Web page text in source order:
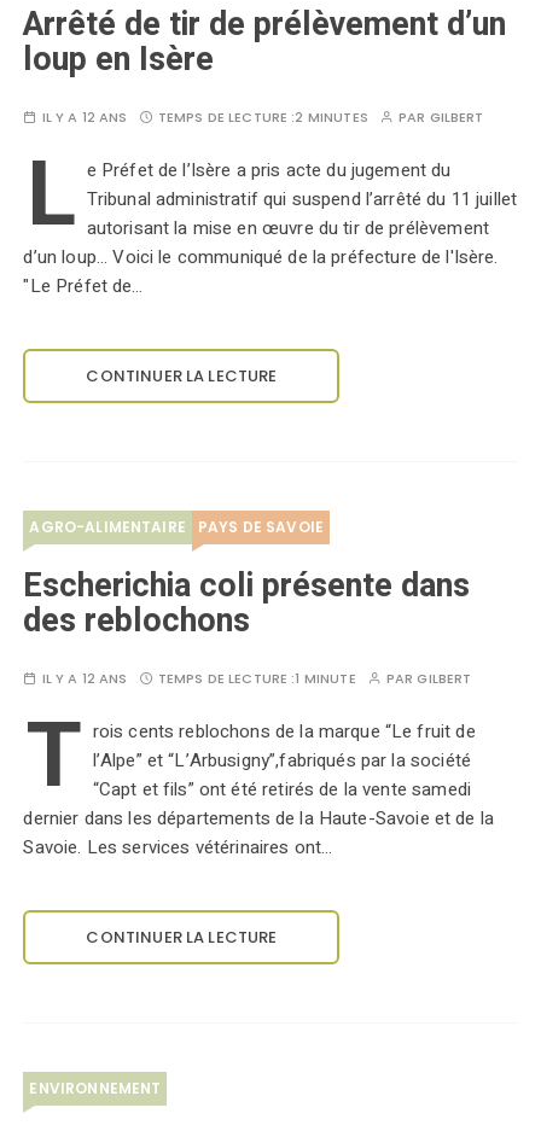
Arrêté de tir de prélèvement d’un
loup en Isère
IL Y A 12 ANS TEMPS DE LECTURE :2 MINUTES PAR GILBERT
L e Préfet de l’Isère a pris acte du jugement du
Tribunal administratif qui suspend l’arrêté du 11 juillet
autorisant la mise en œuvre du tir de prélèvement
d’un loup... Voici le communiqué de la préfecture de l'Isère.
"Le Préfet de…
CONTINUER LA LECTURE
AGRO-ALIMENTAIRE PAYS DE SAVOIE
Escherichia coli présente dans
des reblochons
IL Y A 12 ANS TEMPS DE LECTURE :1 MINUTE PARGILBERT
T rois cents reblochons de la marque “Le fruit de
l’Alpe” et “L’Arbusigny”,fabriqués par la société
“Capt et fils” ont été retirés de la vente samedi
dernier dans les départements de la Haute-Savoie et de la
Savoie. Les services vétérinaires ont…
CONTINUER LA LECTURE
ENVIRONNEMENT